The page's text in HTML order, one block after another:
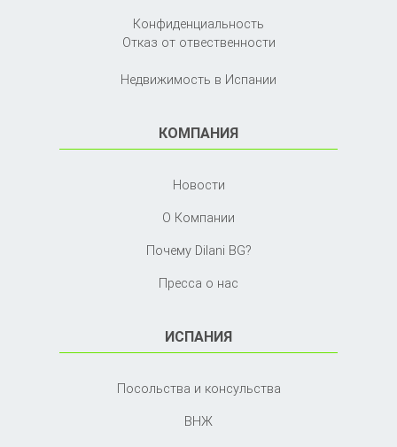
Конфиденциальность
Отказ от отвественности
Недвижимость в Испании
КОМПАНИЯ
Новости
О Компании
Почему Dilani BG?
Пресса о нас
ИСПАНИЯ
Посольства и консульства
ВНЖ